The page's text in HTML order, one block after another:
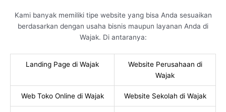
Kami banyak memiliki tipe website yang bisa Anda sesuaikan
berdasarkan dengan usaha bisnis maupun layanan Anda di
Wajak. Di antaranya:
Landing Page di Wajak
Website Perusahaan di
Wajak
Web Toko Online di Wajak Website Sekolah di Wajak